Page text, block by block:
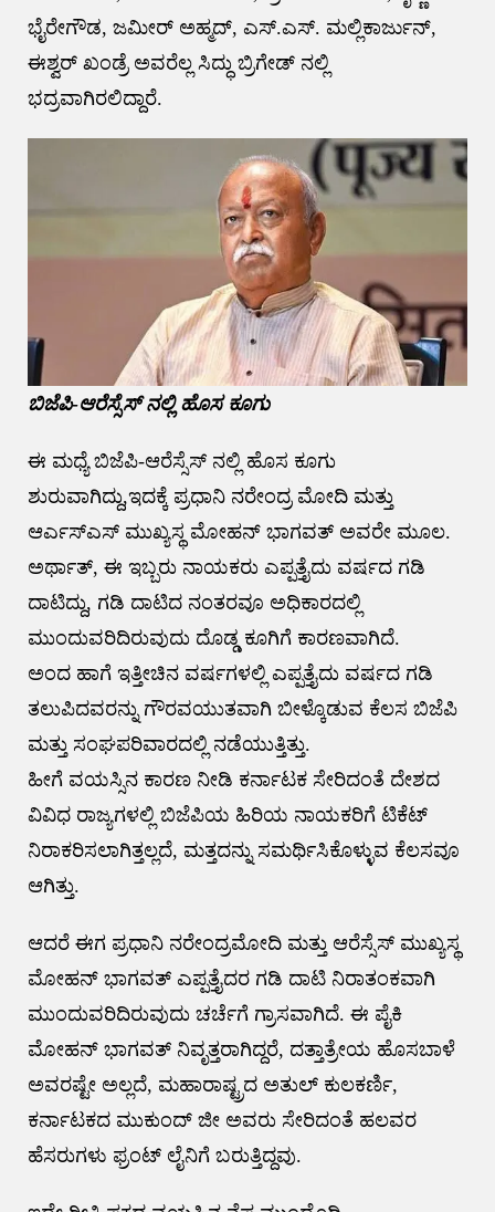
ಭೈರೇಗೌಡ, ಜಮೀರ್ ಅಹ್ಮದ್, ಎಸ್.ಎಸ್. ಮಲ್ಲಿಕಾರ್ಜುನ್,
ಈಶ್ವರ್ ಖಂಡ್ರೆ ಅವರೆಲ್ಲ ಸಿದ್ಧು ಬ್ರಿಗೇಡ್ ನಲ್ಲಿ
ಭದ್ರವಾಗಿರಲಿದ್ದಾರೆ.
ಬಿಜೆಪಿ-ಆರೆಸ್ಸೆಸ್ ನಲ್ಲಿ ಹೊಸ ಕೂಗು
ಈ ಮಧ್ಯೆ ಬಿಜೆಪಿ-ಆರೆಸ್ಸೆಸ್ ನಲ್ಲಿ ಹೊಸ ಕೂಗು
ಶುರುವಾಗಿದ್ದು,ಇದಕ್ಕೆ‌ ಪ್ರಧಾನಿ ನರೇಂದ್ರ ಮೋದಿ ಮತ್ತು
ಆರ್ಎಸ್ಎಸ್ ಮುಖ್ಯಸ್ಥ ಮೋಹನ್ ಭಾಗವತ್ ಅವರೇ ಮೂಲ.
ಅರ್ಥಾತ್, ಈ ಇಬ್ಬರು ನಾಯಕರು ಎಪ್ಪತ್ತೈದು ವರ್ಷದ ಗಡಿ
ದಾಟಿದ್ದು, ಗಡಿ ದಾಟಿದ ನಂತರವೂ ಅಧಿಕಾರದಲ್ಲಿ
ಮುಂದುವರಿದಿರುವುದು ದೊಡ್ಡ ಕೂಗಿಗೆ ಕಾರಣವಾಗಿದೆ.
ಅಂದ ಹಾಗೆ ಇತ್ತೀಚಿನ ವರ್ಷಗಳಲ್ಲಿ ಎಪ್ಪತ್ತೈದು ವರ್ಷದ ಗಡಿ
ತಲುಪಿದವರನ್ನು ಗೌರವಯುತವಾಗಿ ಬೀಳ್ಕೊಡುವ ಕೆಲಸ ಬಿಜೆಪಿ
ಮತ್ತು ಸಂಘಪರಿವಾರದಲ್ಲಿ ನಡೆಯುತ್ತಿತ್ತು.
ಹೀಗೆ ವಯಸ್ಸಿನ ಕಾರಣ ನೀಡಿ ಕರ್ನಾಟಕ ಸೇರಿದಂತೆ ದೇಶದ
ವಿವಿಧ ರಾಜ್ಯಗಳಲ್ಲಿ ಬಿಜೆಪಿಯ ಹಿರಿಯ ನಾಯಕರಿಗೆ ಟಿಕೆಟ್
ನಿರಾಕರಿಸಲಾಗಿತ್ತಲ್ಲದೆ, ಮತ್ತದನ್ನು ಸಮರ್ಥಿಸಿಕೊಳ್ಳುವ ಕೆಲಸವೂ
ಆಗಿತ್ತು.
ಆದರೆ ಈಗ ಪ್ರಧಾನಿ ನರೇಂದ್ರಮೋದಿ ಮತ್ತು ಆರೆಸ್ಸೆಸ್ ಮುಖ್ಯಸ್ಥ
ಮೋಹನ್ ಭಾಗವತ್ ಎಪ್ಪತ್ತೈದರ ಗಡಿ ದಾಟಿ ನಿರಾತಂಕವಾಗಿ
ಮುಂದುವರಿದಿರುವುದು ಚರ್ಚೆಗೆ ಗ್ರಾಸವಾಗಿದೆ. ಈ ಪೈಕಿ
ಮೋಹನ್ ಭಾಗವತ್ ನಿವೃತ್ತರಾಗಿದ್ದರೆ, ದತ್ತಾತ್ರೇಯ ಹೊಸಬಾಳೆ
ಅವರಷ್ಟೇ ಅಲ್ಲದೆ, ಮಹಾರಾಷ್ಟ್ರದ ಅತುಲ್ ಕುಲಕರ್ಣಿ,
ಕರ್ನಾಟಕದ ಮುಕುಂದ್ ಜೀ ಅವರು ಸೇರಿದಂತೆ ಹಲವರ
ಹೆಸರುಗಳು ಫ್ರಂಟ್ ಲೈನಿಗೆ ಬರುತ್ತಿದ್ದವು.